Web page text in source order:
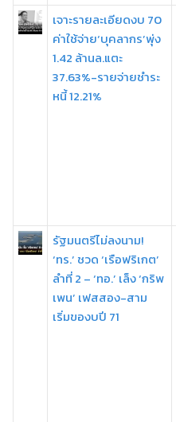
เจาะรายละเอียดงบ 70
ค่าใช้จ่าย‘บุคลากร’พุ่ง
1.42 ล้านล.แตะ
37.63%-รายจ่ายชำระ
หนี้ 12.21%
รัฐมนตรีไม่ลงนาม!
‘ทร.’ ชวด ‘เรือฟริเกต’
ลำที่ 2 – ‘ทอ.’ เล็ง ‘กริพ
เพน’ เฟสสอง-สาม
เริ่มของบปี 71